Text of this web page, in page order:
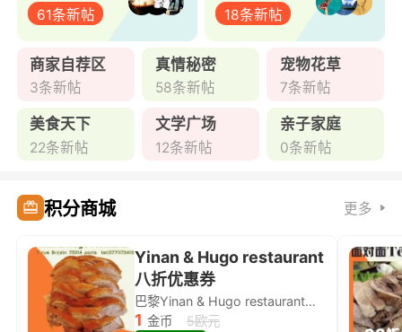
61条新帖 18条新帖
商家自荐区
3条新帖
真情秘密
58条新帖
宠物花草
7条新帖
美食天下
22条新帖
文学广场
12条新帖
亲子家庭
0条新帖
积分商城 更多
Yinan & Hugo restaurant
八折优惠券
巴黎Yinan & Hugo restaurant除简餐类全场8折
1 金币
5欧元